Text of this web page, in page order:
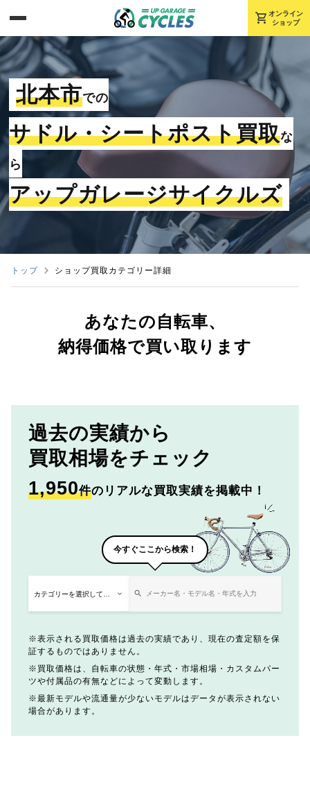
shopping_cart オンライン
ショップ
北本市での
サドル・シートポスト買取な
ら
アップガレージサイクルズ
トップ ショップ買取カテゴリー詳細
あなたの自転車、
納得価格で買い取ります
過去の実績から
買取相場をチェック
1,950件のリアルな買取実績を掲載中！
今すぐここから検索！
表示される買取価格は過去の実績であり、現在の査定額を保
証するものではありません。
買取価格は、自転車の状態・年式・市場相場・カスタムパー
ツや付属品の有無などによって変動します。
最新モデルや流通量が少ないモデルはデータが表示されない
場合があります。